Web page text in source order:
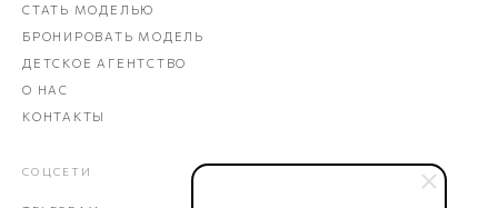
СТАТЬ МОДЕЛЬЮ
БРОНИРОВАТЬ МОДЕЛЬ
ДЕТСКОЕ АГЕНТСТВО
О НАС
КОНТАКТЫ
СОЦСЕТИ